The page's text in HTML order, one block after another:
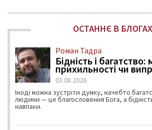
ОСТАННЄ В БЛОГАХ
Роман Тадра
Бідність і
прихильності чи
03.08.2026
Іноді можна зустріти думку, начебто
людини — це благословення Бога, а
навпаки.